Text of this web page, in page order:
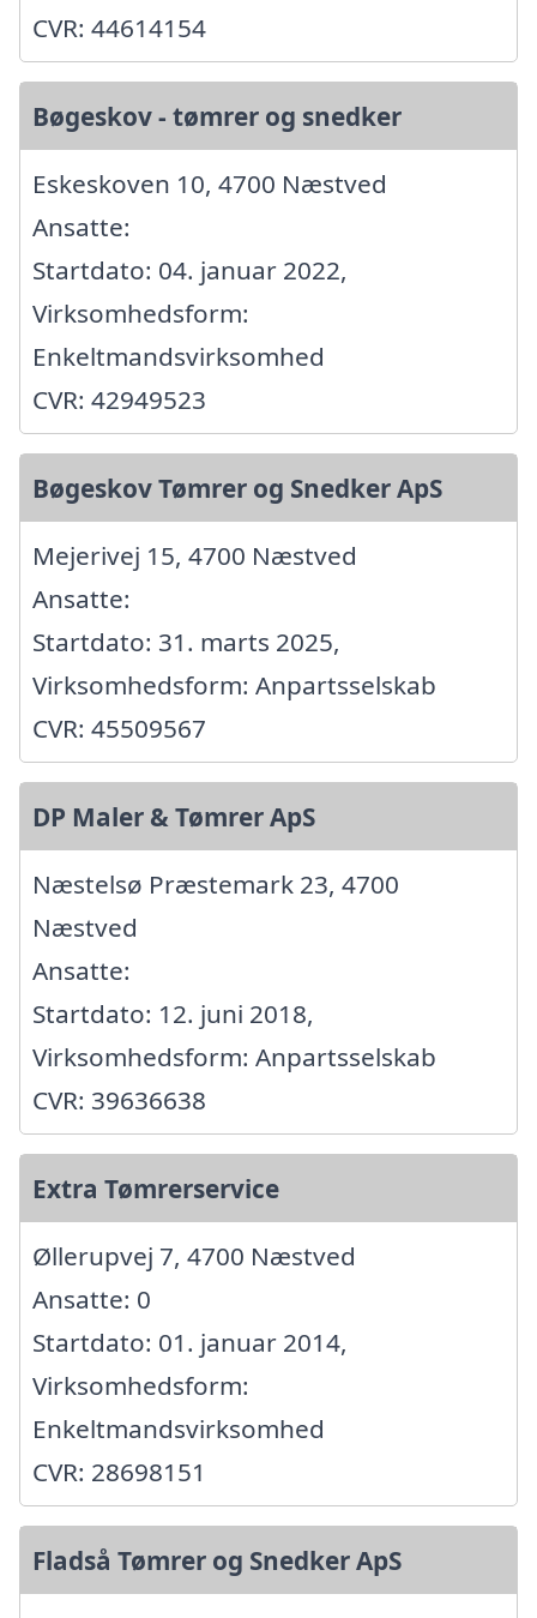
CVR: 44614154
Bøgeskov - tømrer og snedker
Eskeskoven 10, 4700 Næstved
Ansatte:
Startdato: 04. januar 2022,
Virksomhedsform:
Enkeltmandsvirksomhed
CVR: 42949523
Bøgeskov Tømrer og Snedker ApS
Mejerivej 15, 4700 Næstved
Ansatte:
Startdato: 31. marts 2025,
Virksomhedsform: Anpartsselskab
CVR: 45509567
DP Maler & Tømrer ApS
Næstelsø Præstemark 23, 4700
Næstved
Ansatte:
Startdato: 12. juni 2018,
Virksomhedsform: Anpartsselskab
CVR: 39636638
Extra Tømrerservice
Øllerupvej 7, 4700 Næstved
Ansatte: 0
Startdato: 01. januar 2014,
Virksomhedsform:
Enkeltmandsvirksomhed
CVR: 28698151
Fladså Tømrer og Snedker ApS